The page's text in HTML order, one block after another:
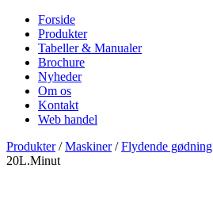
Forside
Produkter
Tabeller & Manualer
Brochure
Nyheder
Om os
Kontakt
Web handel
Produkter/Maskiner/Flydende gødning
20L.Minut